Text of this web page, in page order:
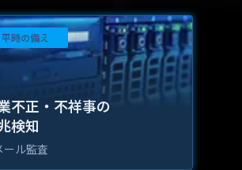
平時の備え
不正・不祥事の
検知
ール監査